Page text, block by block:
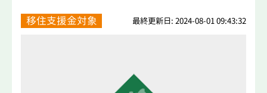
移住支援金対象 最終更新日: 2024-08-01 09:43:32